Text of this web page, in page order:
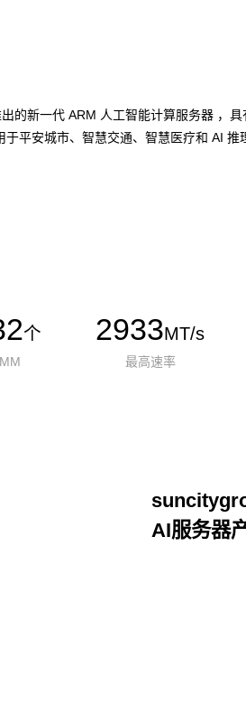
的新一代 ARM 人工智能计算服务器 ，
平安城市、智慧交通、智慧医疗和 AI 推
个 2933MT/s
最高速率
AI服务器